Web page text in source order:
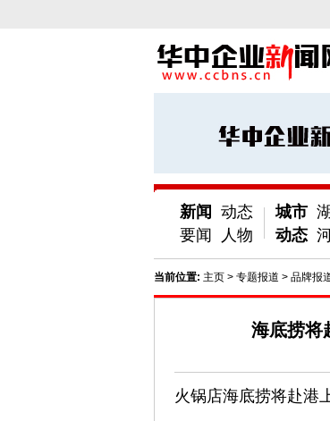
新闻
要闻
动态
人物
城市
动态
当前位置: 主页 > 专题报道 > 品牌报
海底捞将
火锅店海底捞将赴港